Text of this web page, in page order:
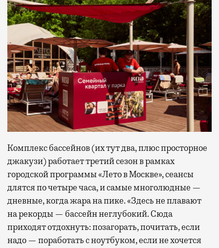
Комплекс бассейнов (их тут два, плюс просторное
джакузи) работает третий сезон в рамках
городской программы «Лето в Москве», сеансы
длятся по четыре часа, и самые многолюдные —
дневные, когда жара на пике. «Здесь не плавают
на рекорды — бассейн неглубокий. Сюда
приходят отдохнуть: позагорать, почитать, если
надо — поработать с ноутбуком, если не хочется